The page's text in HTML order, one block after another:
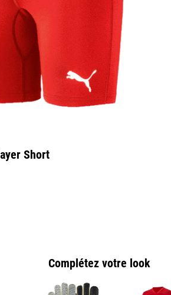
Short
Complétez votre look